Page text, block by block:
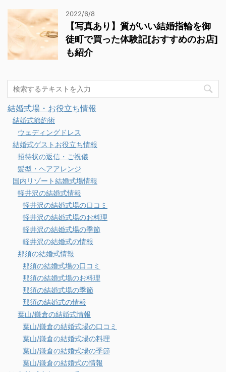
2022/6/8
【写真あり】質がいい結婚指輪を御
徒町で買った体験記[おすすめのお店]
も紹介
結婚式場・お役立ち情報
結婚式節約術
ウェディングドレス
結婚式ゲストお役立ち情報
招待状の返信・ご祝儀
髪型・ヘアアレンジ
国内リゾート結婚式場情報
軽井沢の結婚式情報
軽井沢の結婚式場の口コミ
軽井沢の結婚式場のお料理
軽井沢の結婚式場の季節
軽井沢の結婚式の情報
那須の結婚式情報
那須の結婚式場の口コミ
那須の結婚式場のお料理
那須の結婚式場の季節
那須の結婚式の情報
葉山/鎌倉の結婚式情報
葉山/鎌倉の結婚式場の口コミ
葉山/鎌倉の結婚式場の料理
葉山/鎌倉の結婚式場の季節
葉山/鎌倉の結婚式の情報